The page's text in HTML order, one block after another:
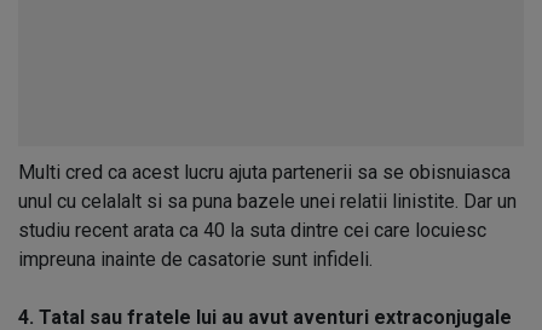
Multi cred ca acest lucru ajuta partenerii sa se obisnuiasca
unul cu celalalt si sa puna bazele unei relatii linistite. Dar un
studiu recent arata ca 40 la suta dintre cei care locuiesc
impreuna inainte de casatorie sunt infideli.
4. Tatal sau fratele lui au avut aventuri extraconjugale